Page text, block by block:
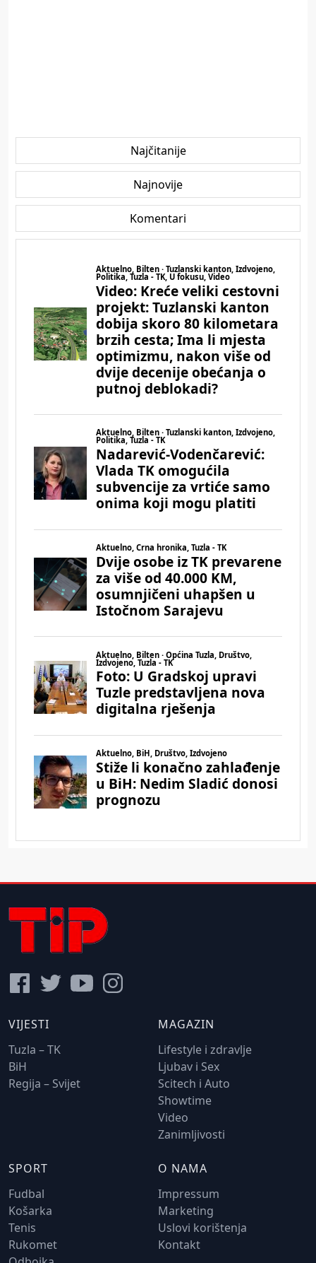
Najčitanije
Najnovije
Komentari
VIJESTI
Tuzla – TK
BiH
Regija – Svijet
MAGAZIN
Lifestyle i zdravlje
Ljubav i Sex
Scitech i Auto
Showtime
Video
Zanimljivosti
SPORT
Fudbal
Košarka
Tenis
Rukomet
O NAMA
Impressum
Marketing
Uslovi korištenja
Kontakt